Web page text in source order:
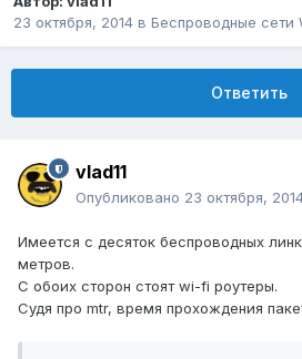
23 октября, 2014 в Беспроводные сети
Ответить
vlad11
Опубликовано 23 октября,
Имеется с десяток беспроводных
метров.
С обоих сторон стоят wi-fi роутеры.
Судя про mtr, время прохождения